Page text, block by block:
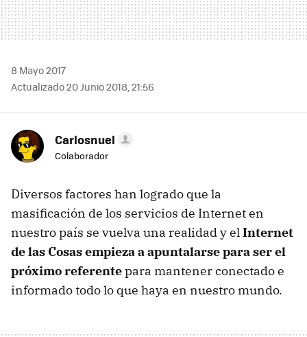
8 Mayo 2017
Actualizado 20 Junio 2018, 21:56
Carlosnuel
Colaborador
Diversos factores han logrado que la
masificación de los servicios de Internet en
nuestro país se vuelva una realidad y elInternet
de las Cosas empieza a apuntalarse para ser el
próximo referentepara mantener conectado e
informado todo lo que haya en nuestro mundo.